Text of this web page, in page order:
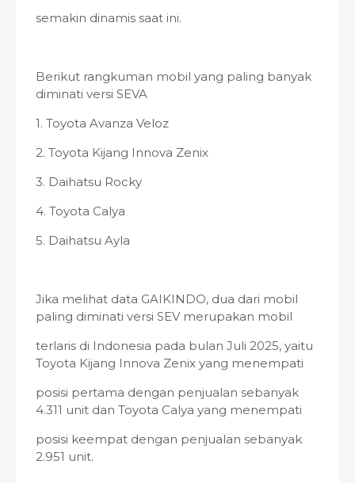
semakin dinamis saat ini.
Berikut rangkuman mobil yang paling banyak
diminati versi SEVA
1. Toyota Avanza Veloz
2. Toyota Kijang Innova Zenix
3. Daihatsu Rocky
4. Toyota Calya
5. Daihatsu Ayla
Jika melihat data GAIKINDO, dua dari mobil
paling diminati versi SEV merupakan mobil
terlaris di Indonesia pada bulan Juli 2025, yaitu
Toyota Kijang Innova Zenix yang menempati
posisi pertama dengan penjualan sebanyak
4.311 unit dan Toyota Calya yang menempati
posisi keempat dengan penjualan sebanyak
2.951 unit.